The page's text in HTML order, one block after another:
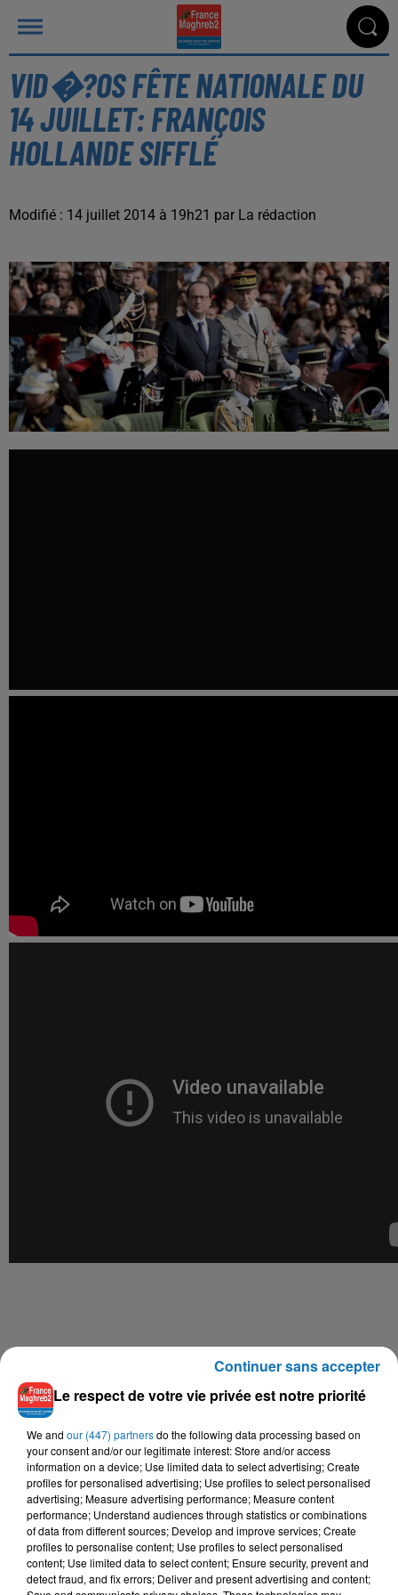
VID�?OS FÊTE NATIONALE DU
14 JUILLET: FRANÇOIS
HOLLANDE SIFFLÉ
Modifié : 14 juillet 2014 à 19h21 par La rédaction
Le respect de votre vie privée est notre priorité
We and our (447) partnersdo the following data processing based on
your consent and/or our legitimate interest: Store and/or access
information on a device; Use limited data to select advertising; Create
profiles for personalised advertising; Use profiles to select personalised
advertising; Measure advertising performance; Measure content
performance; Understand audiences through statistics or combinations
of data from different sources; Develop and improve services; Create
profiles to personalise content; Use profiles to select personalised
content; Use limited data to select content; Ensure security, prevent and
detect fraud, and fix errors; Deliver and present advertising and content;
Continuer sans accepter